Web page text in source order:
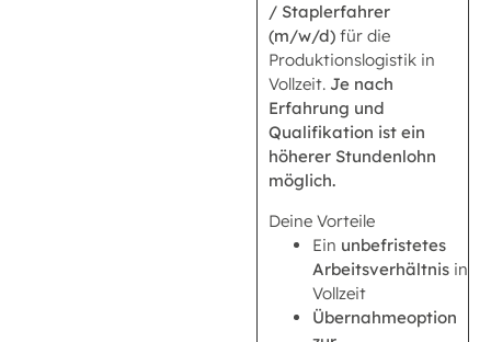
/ Staplerfahrer
(m/w/d) für die
Produktionslogistik in
Vollzeit. Je nach
Erfahrung und
Qualifikation ist ein
höherer Stundenlohn
möglich.
Deine Vorteile
Ein unbefristetes
Arbeitsverhältnis in
Vollzeit
Übernahmeoption